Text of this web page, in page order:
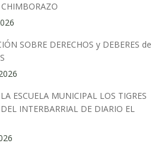
SOBRE DERECHOS y DEBERES de
ESCUELA MUNICIPAL LOS TIGRES
INTERBARRIAL DE DIARIO EL